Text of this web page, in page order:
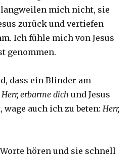
mich nicht, sie
zurück und vertiefen
Ich fühle mich von Jesus
genommen.
dass ein Blinder am
Herr, erbarme dich und Jesus
auch ich zu beten: Herr,
hören und sie schnell